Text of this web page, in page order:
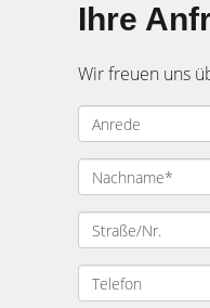
Ihre
Wir freuen uns